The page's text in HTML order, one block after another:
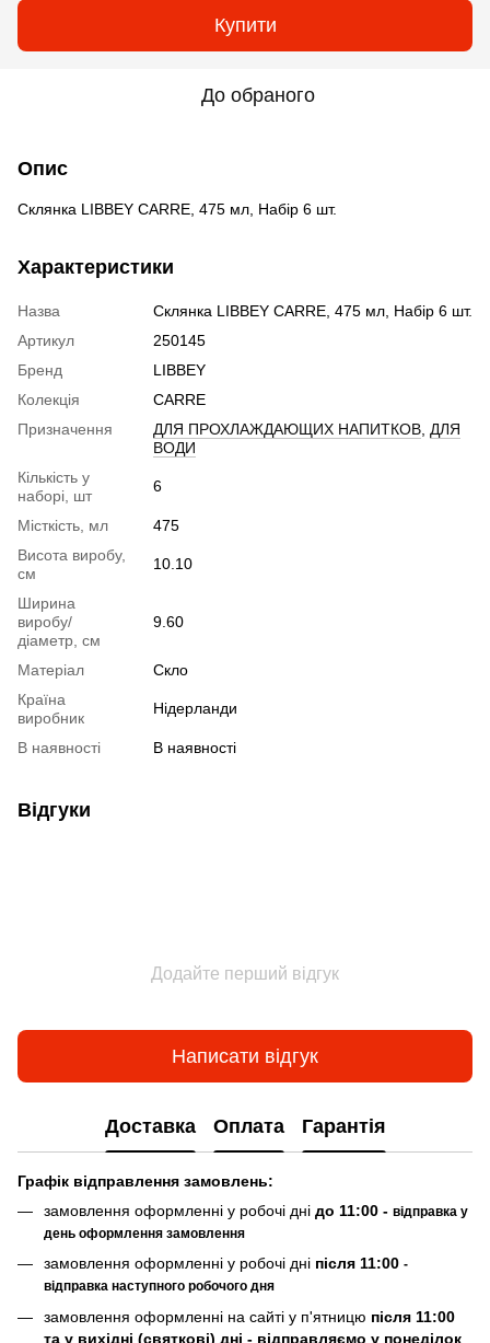
Купити
До обраного
Опис
Склянка LIBBEY CARRE, 475 мл, Набір 6 шт.
Характеристики
Назва
Склянка LIBBEY CARRE, 475 мл, Набір 6 шт.
Артикул
250145
Бренд
LIBBEY
Колекція
CARRE
Призначення
ДЛЯ ПРОХЛАЖДАЮЩИХ НАПИТКОВ ДЛЯ
ВОДИ
Кількість у
наборі, шт
6
Місткість, мл
475
Висота виробу,
см
10.10
Ширина
виробу/
діаметр, см
9.60
Матеріал
Скло
Країна
виробник
Нідерланди
В наявності В наявності
Відгуки
Додайте перший відгук
Написати відгук
Доставка Оплата Гарантія
Графік відправлення замовлень:
замовлення оформленні у робочі дні до 11:00 - відправка у
день оформлення замовлення
замовлення оформленні у робочі дні після 11:00 -
відправка наступного робочого дня
замовлення оформленні на сайті у п'ятницю після 11:00
та у вихідні (святкові) дні - відправляємо у понеділок